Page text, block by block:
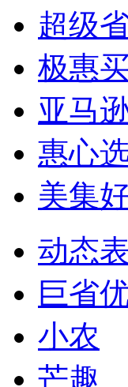
超级
极惠
亚马
惠心
美集
动态
巨省
小农
芒趣